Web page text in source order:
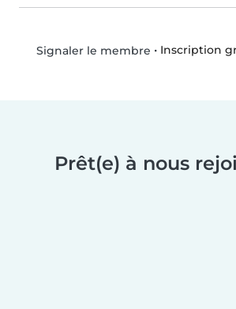
Signaler le membre • Inscription
Prêt(e) à nous